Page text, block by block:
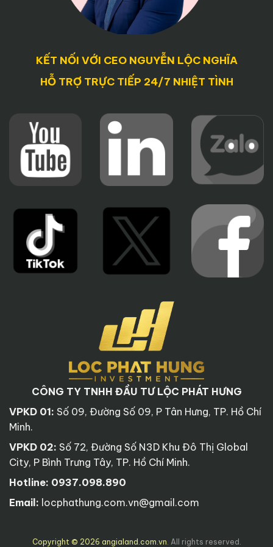
KẾT NỐI VỚI CEO NGUYỄN LỘC NGHĨA
HỖ TRỢ TRỰC TIẾP 24/7 NHIỆT TÌNH
CÔNG TY TNHH ĐẦU TƯ LỘC PHÁT HƯNG
VPKD 01: Số 09, Đường Số 09, P Tân Hưng, TP. Hồ Chí
Minh.
VPKD 02: Số 72, Đường Số N3D Khu Đô Thị Global
City, P Bình Trưng Tây, TP. Hồ Chí Minh.
Hotline: 0937.098.890
Email: locphathung.com.vn@gmail.com
Copyright © 2026 angialand.com.vn . All rights reserved.